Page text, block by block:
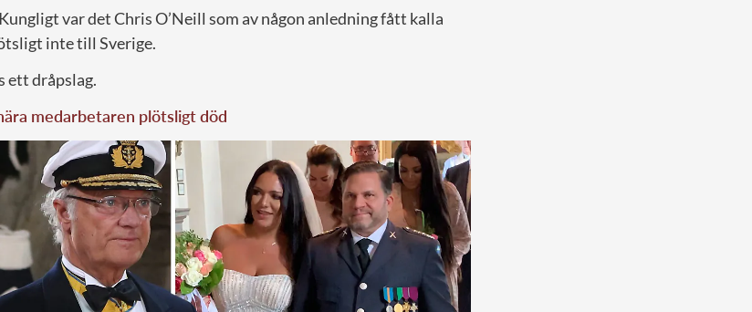
var det Chris O’Neill som av någon anledning fått kalla
inte till Sverige.
ett dråpslag.
medarbetaren plötsligt död